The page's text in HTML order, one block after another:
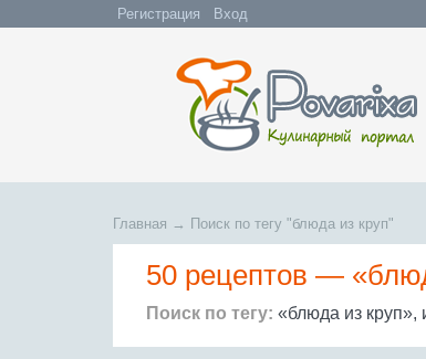
Регистрация Вход
Главная → Поиск по тегу "блюда из круп"
50 рецептов —
Поиск по тегу: «блюда из круп»,